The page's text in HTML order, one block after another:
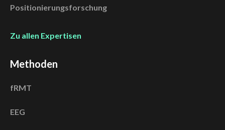
Positionierungsforschung
Zu allen Expertisen
Methoden
fRMT
EEG